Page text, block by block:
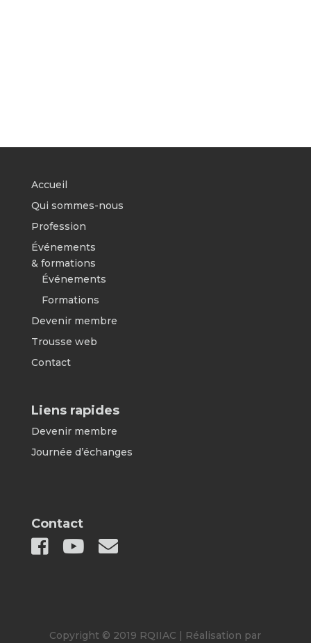
Accueil
Qui sommes-nous
Profession
Événements
& formations
Événements
Formations
Devenir membre
Trousse web
Contact
Liens rapides
Devenir membre
Journée d’échanges
Contact
Copyright © 2019 RQIIAC | Réalisation par